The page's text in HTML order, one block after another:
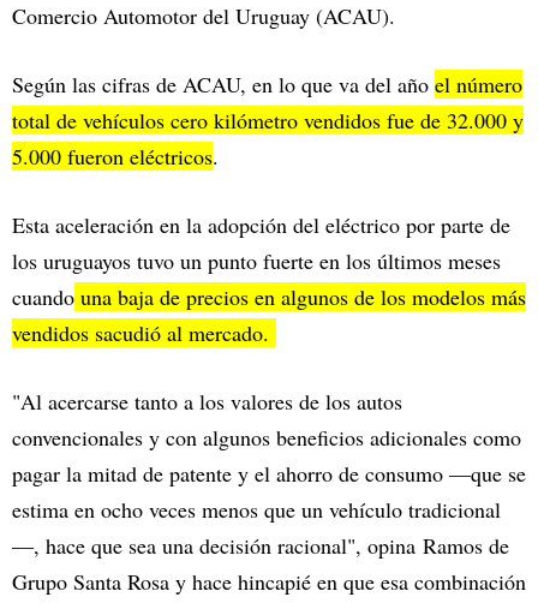
Comercio Automotor del Uruguay (ACAU).
Según las cifras de ACAU, en lo que va del año el número
total de vehículos cero kilómetro vendidos fue de 32.000 y
5.000 fueron eléctricos.
Esta aceleración en la adopción del eléctrico por parte de
los uruguayos tuvo un punto fuerte en los últimos meses
cuando una baja de precios en algunos de los modelos más
vendidos sacudió al mercado.
"Al acercarse tanto a los valores de los autos
convencionales y con algunos beneficios adicionales como
pagar la mitad de patente y el ahorro de consumo —que se
estima en ocho veces menos que un vehículo tradicional
—, hace que sea una decisión racional", opina Ramos de
Grupo Santa Rosa y hace hincapié en que esa combinación